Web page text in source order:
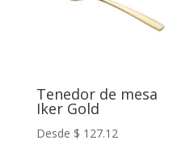
Tenedor de mesa
Iker Gold
Desde $ 127.12